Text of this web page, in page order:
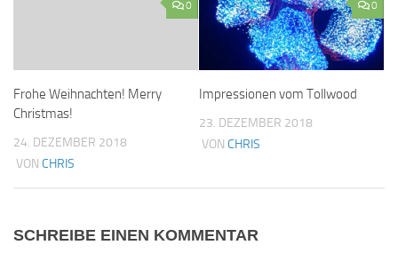
0
Frohe Weihnachten! Merry
Christmas!
24. DEZEMBER 2018
VON CHRIS
0
Impressionen vom Tollwood
23. DEZEMBER 2018
VON CHRIS
SCHREIBE EINEN KOMMENTAR